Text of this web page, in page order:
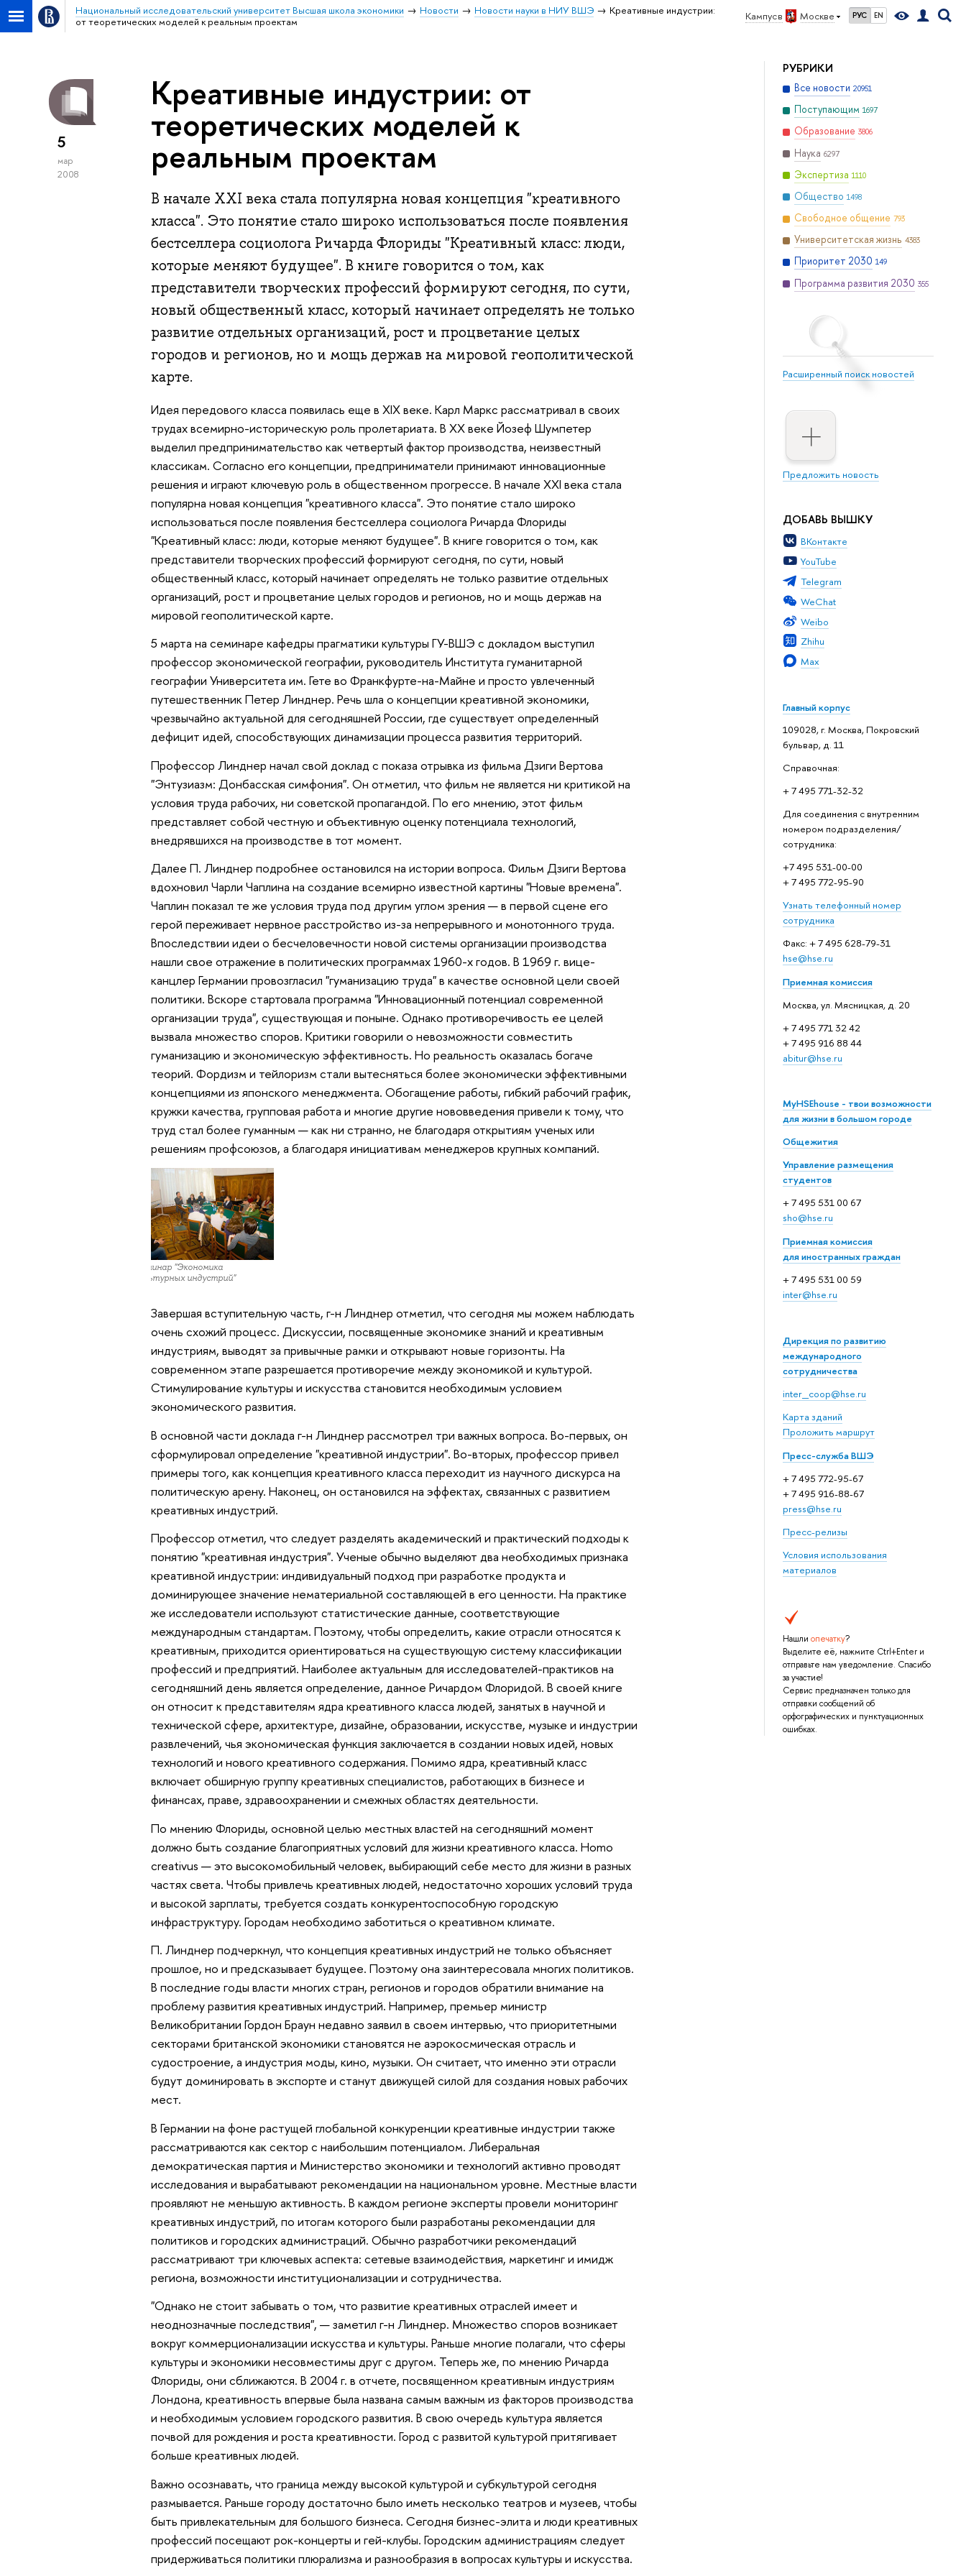
Кампус в Москве РУС EN
Национальный исследовательский университет Высшая школа экономики Новости Новости науки в НИУ ВШЭ
Креативные индустрии:
от теоретических моделей к реальным проектам
РУБРИКИ
Все новости 20951
Поступающим 1697
Образование 3806
Наука 6297
Экспертиза 1110
Общество 1498
Свободное общение 793
Университетская жизнь 4383
Приоритет 2030 149
Программа развития 2030 355
Расширенный поиск новостей
Предложить новость
ДОБАВЬ ВЫШКУ
ВКонтакте
YouTube
Telegram
WeChat
Weibo
Zhihu
Max
Главный корпус
109028, г. Москва, Покровский
бульвар, д. 11
Справочная:
+ 7 495 771-32-32
Для соединения с внутренним
номером подразделения/
сотрудника:
+7 495 531-00-00
+ 7 495 772-95-90
Узнать телефонный номер
сотрудника
Факс: + 7 495 628-79-31
hse@hse.ru
Приемная комиссия
Москва, ул. Мясницкая, д. 20
+ 7 495 771 32 42
+ 7 495 916 88 44
abitur@hse.ru
MyHSEhouse - твои возможности
для жизни в большом городе
Общежития
Управление размещения
студентов
+ 7 495 531 00 67
sho@hse.ru
Приемная комиссия
для иностранных граждан
+ 7 495 531 00 59
inter@hse.ru
Дирекция по развитию
международного
сотрудничества
inter_coop@hse.ru
Карта зданий
Проложить маршрут
Пресс-служба ВШЭ
+ 7 495 772-95-67
+ 7 495 916-88-67
press@hse.ru
Пресс-релизы
Условия использования
материалов
Нашли опечатку?
Выделите её, нажмите Ctrl+Enter и
отправьте нам уведомление. Спасибо
за участие!
Сервис предназначен только для
отправки сообщений об
орфографических и пунктуационных
ошибках.
5
мар
2008
Креативные индустрии: от
теоретических моделей к
реальным проектам
В начале XXI века стала популярна новая концепция "креативного
класса". Это понятие стало широко использоваться после появления
бестселлера социолога Ричарда Флориды "Креативный класс: люди,
которые меняют будущее". В книге говорится о том, как
представители творческих профессий формируют сегодня, по сути,
новый общественный класс, который начинает определять не только
развитие отдельных организаций, рост и процветание целых
городов и регионов, но и мощь держав на мировой геополитической
карте.
Идея передового класса появилась еще в XIX веке. Карл Маркс рассматривал в своих
трудах всемирно-историческую роль пролетариата. В XX веке Йозеф Шумпетер
выделил предпринимательство как четвертый фактор производства, неизвестный
классикам. Согласно его концепции, предприниматели принимают инновационные
решения и играют ключевую роль в общественном прогрессе. В начале XXI века стала
популярна новая концепция "креативного класса". Это понятие стало широко
использоваться после появления бестселлера социолога Ричарда Флориды
"Креативный класс: люди, которые меняют будущее". В книге говорится о том, как
представители творческих профессий формируют сегодня, по сути, новый
общественный класс, который начинает определять не только развитие отдельных
организаций, рост и процветание целых городов и регионов, но и мощь держав на
мировой геополитической карте.
5 марта на семинаре кафедры прагматики культуры ГУ-ВШЭ с докладом выступил
профессор экономической географии, руководитель Института гуманитарной
географии Университета им. Гете во Франкфурте-на-Майне и просто увлеченный
путешественник Петер Линднер. Речь шла о концепции креативной экономики,
чрезвычайно актуальной для сегодняшней России, где существует определенный
дефицит идей, способствующих динамизации процесса развития территорий.
Профессор Линднер начал свой доклад с показа отрывка из фильма Дзиги Вертова
"Энтузиазм: Донбасская симфония". Он отметил, что фильм не является ни критикой на
условия труда рабочих, ни советской пропагандой. По его мнению, этот фильм
представляет собой честную и объективную оценку потенциала технологий,
внедрявшихся на производстве в тот момент.
Далее П. Линднер подробнее остановился на истории вопроса. Фильм Дзиги Вертова
вдохновил Чарли Чаплина на создание всемирно известной картины "Новые времена".
Чаплин показал те же условия труда под другим углом зрения — в первой сцене его
герой переживает нервное расстройство из-за непрерывного и монотонного труда.
Впоследствии идеи о бесчеловечности новой системы организации производства
нашли свое отражение в политических программах 1960-х годов. В 1969 г. вице-
канцлер Германии провозгласил "гуманизацию труда" в качестве основной цели своей
политики. Вскоре стартовала программа "Инновационный потенциал современной
организации труда", существующая и поныне. Однако противоречивость ее целей
вызвала множество споров. Критики говорили о невозможности совместить
гуманизацию и экономическую эффективность. Но реальность оказалась богаче
теорий. Фордизм и тейлоризм стали вытесняться более экономически эффективными
концепциями из японского менеджмента. Обогащение работы, гибкий рабочий график,
кружки качества, групповая работа и многие другие нововведения привели к тому, что
труд стал более гуманным — как ни странно, не благодаря открытиям ученых или
решениям профсоюзов, а благодаря инициативам менеджеров крупных компаний.
Семинар "Экономика
культурных индустрий"
Завершая вступительную часть, г-н Линднер отметил, что сегодня мы можем наблюдать
очень схожий процесс. Дискуссии, посвященные экономике знаний и креативным
индустриям, выводят за привычные рамки и открывают новые горизонты. На
современном этапе разрешается противоречие между экономикой и культурой.
Стимулирование культуры и искусства становится необходимым условием
экономического развития.
В основной части доклада г-н Линднер рассмотрел три важных вопроса. Во-первых, он
сформулировал определение "креативной индустрии". Во-вторых, профессор привел
примеры того, как концепция креативного класса переходит из научного дискурса на
политическую арену. Наконец, он остановился на эффектах, связанных с развитием
креативных индустрий.
Профессор отметил, что следует разделять академический и практический подходы к
понятию "креативная индустрия". Ученые обычно выделяют два необходимых признака
креативной индустрии: индивидуальный подход при разработке продукта и
доминирующее значение нематериальной составляющей в его ценности. На практике
же исследователи используют статистические данные, соответствующие
международным стандартам. Поэтому, чтобы определить, какие отрасли относятся к
креативным, приходится ориентироваться на существующую систему классификации
профессий и предприятий. Наиболее актуальным для исследователей-практиков на
сегодняшний день является определение, данное Ричардом Флоридой. В своей книге
он относит к представителям ядра креативного класса людей, занятых в научной и
технической сфере, архитектуре, дизайне, образовании, искусстве, музыке и индустрии
развлечений, чья экономическая функция заключается в создании новых идей, новых
технологий и нового креативного содержания. Помимо ядра, креативный класс
включает обширную группу креативных специалистов, работающих в бизнесе и
финансах, праве, здравоохранении и смежных областях деятельности.
По мнению Флориды, основной целью местных властей на сегодняшний момент
должно быть создание благоприятных условий для жизни креативного класса. Homo
creativus — это высокомобильный человек, выбирающий себе место для жизни в разных
частях света. Чтобы привлечь креативных людей, недостаточно хороших условий труда
и высокой зарплаты, требуется создать конкурентоспособную городскую
инфраструктуру. Городам необходимо заботиться о креативном климате.
П. Линднер подчеркнул, что концепция креативных индустрий не только объясняет
прошлое, но и предсказывает будущее. Поэтому она заинтересовала многих политиков.
В последние годы власти многих стран, регионов и городов обратили внимание на
проблему развития креативных индустрий. Например, премьер министр
Великобритании Гордон Браун недавно заявил в своем интервью, что приоритетными
секторами британской экономики становятся не аэрокосмическая отрасль и
судостроение, а индустрия моды, кино, музыки. Он считает, что именно эти отрасли
будут доминировать в экспорте и станут движущей силой для создания новых рабочих
мест.
В Германии на фоне растущей глобальной конкуренции креативные индустрии также
рассматриваются как сектор с наибольшим потенциалом. Либеральная
демократическая партия и Министерство экономики и технологий активно проводят
исследования и вырабатывают рекомендации на национальном уровне. Местные власти
проявляют не меньшую активность. В каждом регионе эксперты провели мониторинг
креативных индустрий, по итогам которого были разработаны рекомендации для
политиков и городских администраций. Обычно разработчики рекомендаций
рассматривают три ключевых аспекта: сетевые взаимодействия, маркетинг и имидж
региона, возможности институционализации и сотрудничества.
"Однако не стоит забывать о том, что развитие креативных отраслей имеет и
неоднозначные последствия", — заметил г-н Линднер. Множество споров возникает
вокруг коммерционализации искусства и культуры. Раньше многие полагали, что сферы
культуры и экономики несовместимы друг с другом. Теперь же, по мнению Ричарда
Флориды, они сближаются. В 2004 г. в отчете, посвященном креативным индустриям
Лондона, креативность впервые была названа самым важным из факторов производства
и необходимым условием городского развития. В свою очередь культура является
почвой для рождения и роста креативности. Город с развитой культурой притягивает
больше креативных людей.
Важно осознавать, что граница между высокой культурой и субкультурой сегодня
размывается. Раньше городу достаточно было иметь несколько театров и музеев, чтобы
быть привлекательным для большого бизнеса. Сегодня бизнес-элита и люди креативных
профессий посещают рок-концерты и гей-клубы. Городским администрациям следует
придерживаться политики плюрализма и разнообразия в вопросах культуры и искусства.